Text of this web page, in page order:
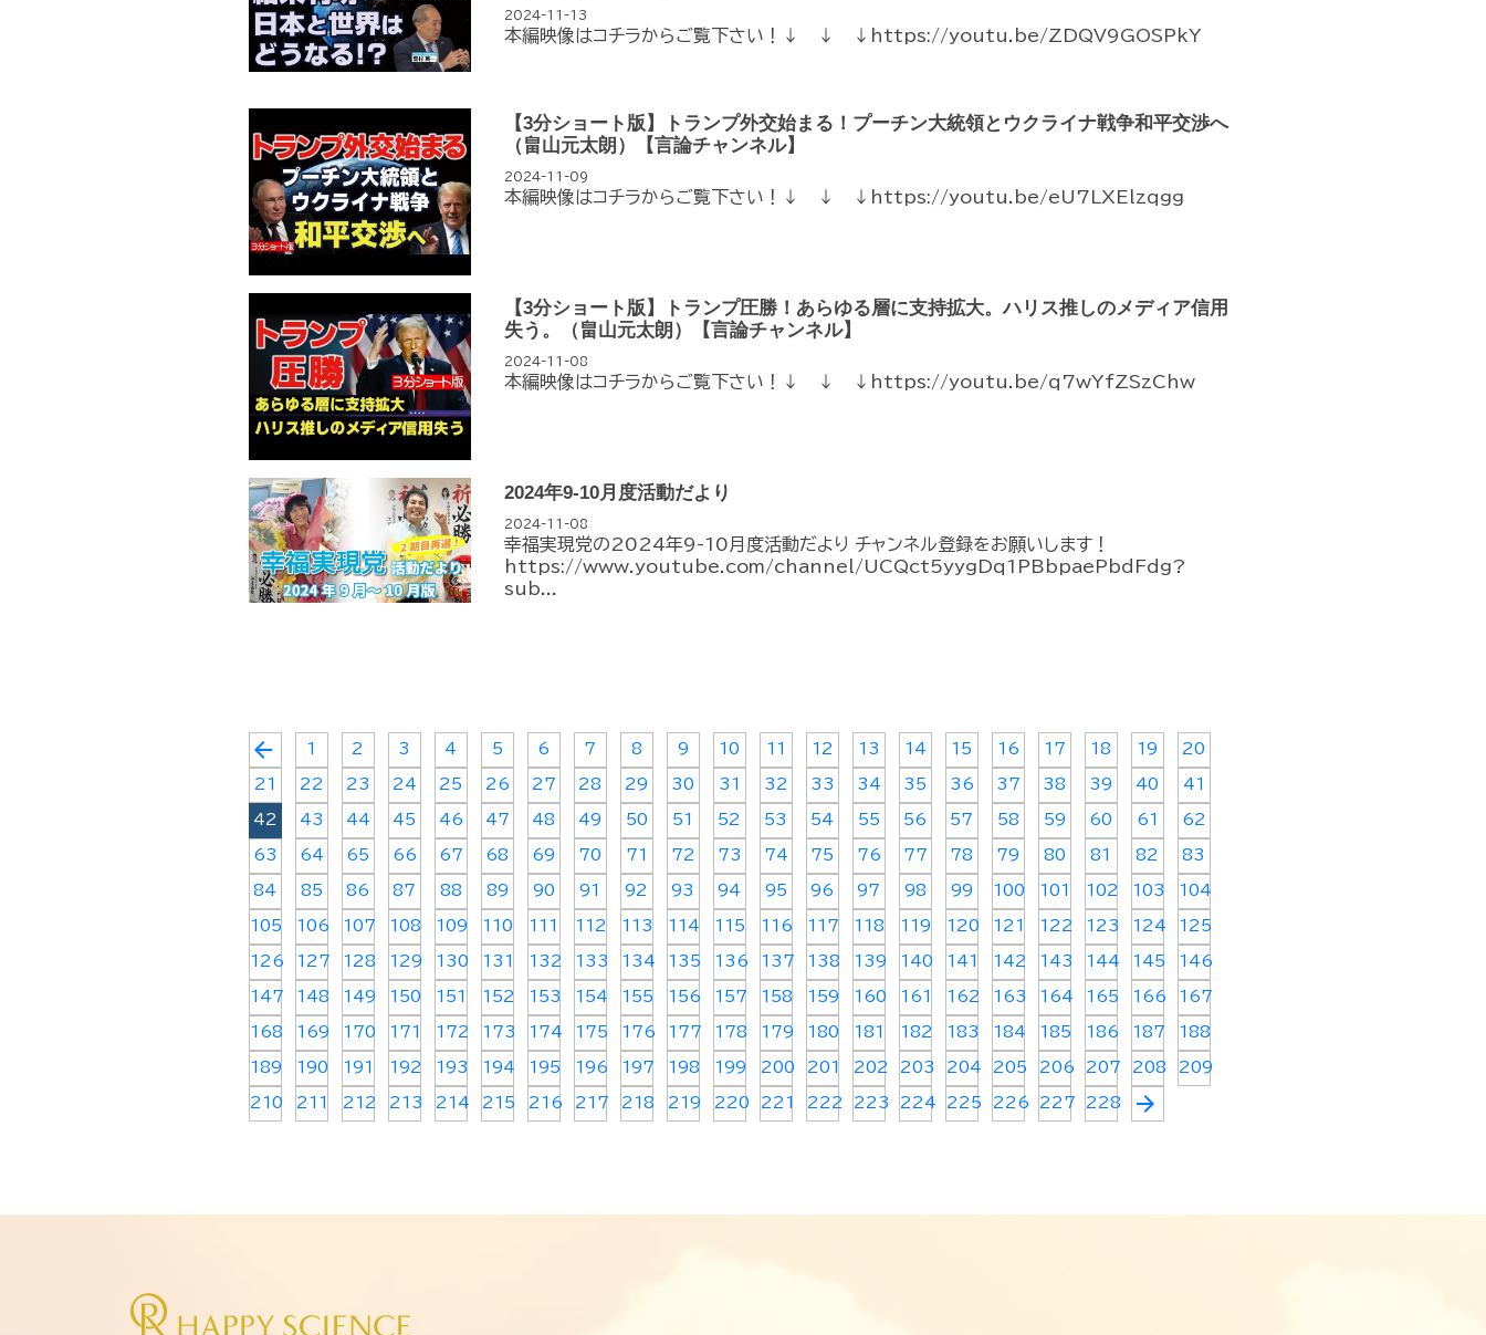
2024-11-13
本編映像はコチラからご覧下さい！↓ ↓ ↓https://youtu.be/ZDQV9GOSPkY
【3分ショート版】トランプ外交始まる！プーチン大統領とウクライナ戦争和平交渉へ
（畠山元太朗）【言論チャンネル】
2024-11-09
本編映像はコチラからご覧下さい！↓ ↓ ↓https://youtu.be/eU7LXElzqgg
【3分ショート版】トランプ圧勝！あらゆる層に支持拡大。ハリス推しのメディア信用
失う。（畠山元太朗）【言論チャンネル】
2024-11-08
本編映像はコチラからご覧下さい！↓ ↓ ↓https://youtu.be/q7wYfZSzChw
2024年9-10月度活動だより
2024-11-08
幸福実現党の2024年9-10月度活動だより チャンネル登録をお願いします！
https://www.youtube.com/channel/UCQct5yygDq1PBbpaePbdFdg?
sub...
arrow_back 1 2 3 4 5 6 7 8 9 10 11 12 13 14 15 16 17 18 19 20
21 22 23 24 25 26 27 28 29 30 31 32 33 34 35 36 37 38 39 40 41
42 43 44 45 46 47 48 49 50 51 52 53 54 55 56 57 58 59 60 61 62
63 64 65 66 67 68 69 70 71 72 73 74 75 76 77 78 79 80 81 82 83
84 85 86 87 88 89 90 91 92 93 94 95 96 97 98 99 100 101 102 103 104
105 106 107 108 109 110 111 112 113 114 115 116 117 118 119 120 121 122 123 124 125
126 127 128 129 130 131 132 133 134 135 136 137 138 139 140 141 142 143 144 145 146
147 148 149 150 151 152 153 154 155 156 157 158 159 160 161 162 163 164 165 166 167
168 169 170 171 172 173 174 175 176 177 178 179 180 181 182 183 184 185 186 187 188
189 190 191 192 193 194 195 196 197 198 199 200 201 202 203 204 205 206 207 208 209
210 211 212 213 214 215 216 217 218 219 220 221 222 223 224 225 226 227 228 arrow_forward